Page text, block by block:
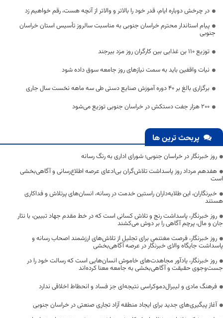
در چرخش دوباره ایام، قدر خود را بالاتر و والاتر از آنچه هست، رقم خواهیم زد
پیام استاندار محترم خراسان جنوبی به مناسبت سالروز تأسیس استان خراسان
جنوبی
توزیع 110 بن غذایی بین کارگران روز مزد بیرجند
نیات واقفین باید به سمت نیازهای روز جامعه سوق داده شود
برگزاری بالغ بر 40 دوره آموزش صنایع دستی طی سه ماهه نخست سال جاری
۲۰۰ هزار جفت دستکش در خراسان جنوبی توزیع می‌شود
پربحث ترین ها
روز خبرنگار در خراسان جنوبی؛ شورای اداری به رنگ رسانه
هفدهم مرداد روز پاسداشت تلاش‌گران بی‌ادعای عرصه اطلاع‌رسانی و آگاهی‌بخشی
است
خبرنگاران، این طلایه‌داران راستین خدمت در رسانه، انسان‌های پرتلاش و فداکاری
هستند
روز خبرنگار، پاسداشت رنج و تلاش کسانی است که در خط مقدم جهاد تبیین، با نثار
جان و مال، پرچم آگاهی را بر دوش می‌کشند
روز خبرنگار، فرصت مغتنمی برای تجلیل از تلاش‌های ارزشمند اصحاب رسانه و
پاسداشت جایگاه والای خبرنگار در عرصه آگاهی‌بخشی
روز خبرنگار، یادآور مجاهدت‌های خاموش انسان‌هایی است که رسالت خود را در
جست‌وجوی حقیقت و آگاهی‌بخشی به جامعه معنا کرده‌اند
فرهنگ مادی و لیبرال‌دموکراسی نتیجه‌ای جز فساد و انحطاط اخلاقی ندارد
آغاز پیگیری‌های جدید برای ایجاد منطقه آزاد تجاری صنعتی در خراسان جنوبی